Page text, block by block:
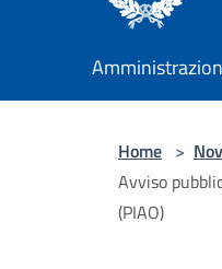
Home >
Avviso
(PIAO)